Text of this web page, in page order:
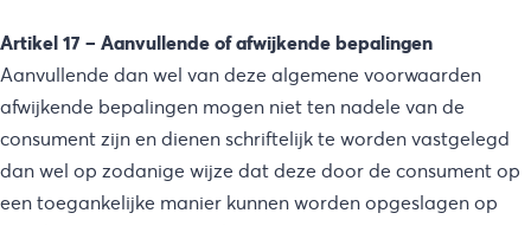
Artikel 17 – Aanvullende of afwijkende bepalingen
Aanvullende dan wel van deze algemene voorwaarden
afwijkende bepalingen mogen niet ten nadele van de
consument zijn en dienen schriftelijk te worden vastgelegd
dan wel op zodanige wijze dat deze door de consument op
een toegankelijke manier kunnen worden opgeslagen op